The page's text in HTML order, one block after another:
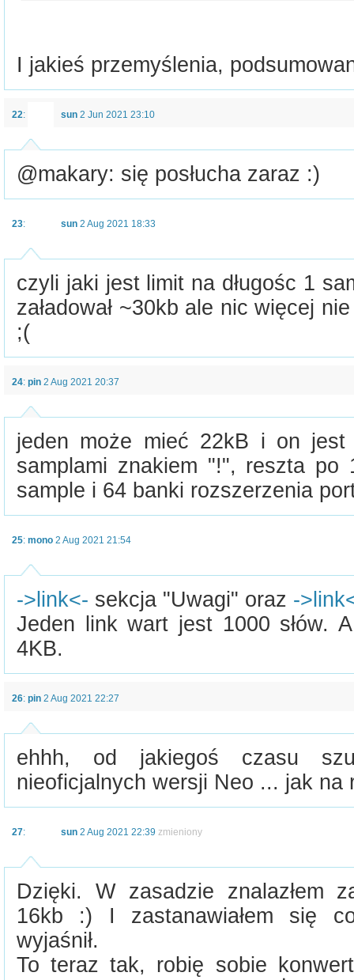
I jakieś przemyślenia,
22: sun 2 Jun 2021 23:10
@makary: się posłucha zaraz :)
23: sun 2 Aug 2021 18:33
czyli jaki jest limit na długośc 1
załadował ~30kb ale nic więcej
;(
24: pin 2 Aug 2021 20:37
jeden może mieć 22kB i on
samplami znakiem "!", reszta po
sample i 64 banki rozszerzenia
25: mono 2 Aug 2021 21:54
->link<- sekcja "Uwagi" oraz -
Jeden link wart jest 1000 słów.
4KB.
26: pin 2 Aug 2021 22:27
ehhh, od jakiegoś czasu
nieoficjalnych wersji Neo ... jak na
27: sun 2 Aug 2021 22:39 zmieniony
Dzięki. W zasadzie znalazłem
16kb :) I zastanawiałem się
wyjaśnił.
To teraz tak, robię sobie